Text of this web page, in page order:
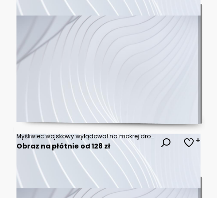
Myśliwiec wojskowy wylądował na mokrej drodze, odbijając czerwone światła miejskie. Scena przypomina futurystyczną wizję.
Obraz na płótnie od 128 zł